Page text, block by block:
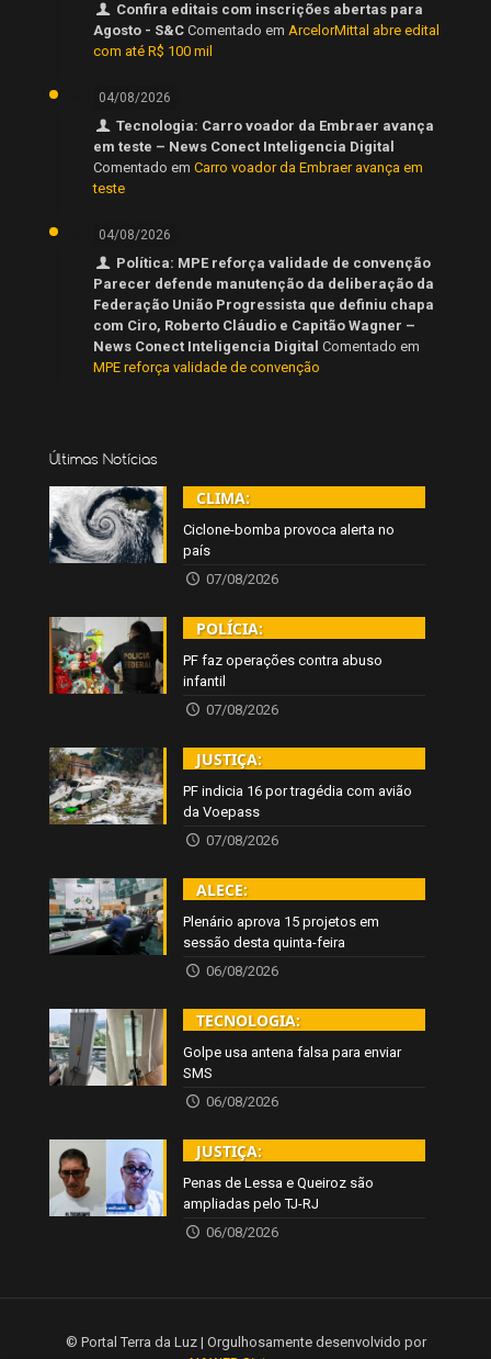
Confira editais com inscrições abertas para
Agosto - S&C Comentado em ArcelorMittal abre edital
com até R$ 100 mil
04/08/2026
Tecnologia: Carro voador da Embraer avança
em teste – News Conect Inteligencia Digital
Comentado em Carro voador da Embraer avança em
teste
04/08/2026
Política: MPE reforça validade de convenção
Parecer defende manutenção da deliberação da
Federação União Progressista que definiu chapa
com Ciro, Roberto Cláudio e Capitão Wagner –
News Conect Inteligencia Digital Comentado em
MPE reforça validade de convenção
Últimas Notícias
CLIMA:
Ciclone-bomba provoca alerta no
país
07/08/2026
POLÍCIA:
PF faz operações contra abuso
infantil
07/08/2026
JUSTIÇA:
PF indicia 16 por tragédia com avião
da Voepass
07/08/2026
ALECE:
Plenário aprova 15 projetos em
sessão desta quinta-feira
06/08/2026
TECNOLOGIA:
Golpe usa antena falsa para enviar
SMS
06/08/2026
JUSTIÇA:
Penas de Lessa e Queiroz são
ampliadas pelo TJ-RJ
06/08/2026
© Portal Terra da Luz | Orgulhosamente desenvolvido por